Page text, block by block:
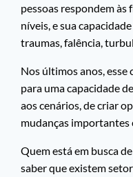
pessoas respondem às
níveis, e sua
traumas, falência,
Nos últimos anos,
para uma capacidade
aos cenários, de criar
mudanças importantes
Quem está em busca
saber que existem